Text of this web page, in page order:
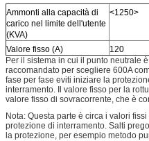
Ammonti alla capacità di
carico nel limite dell'utente
(KVA)
<1250>
Valore fisso (A) 120
Per il sistema in cui il punto neutrale
raccomandato per scegliere 600A
fase per fase eviti iniziare la
interramento. Il valore fisso per la
valore fisso di sovracorrente, che è
Nota: Questa parte è circa i valori
protezione di interramento. Salti
la protezione, per esempio